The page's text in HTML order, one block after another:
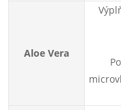
Aloe Vera